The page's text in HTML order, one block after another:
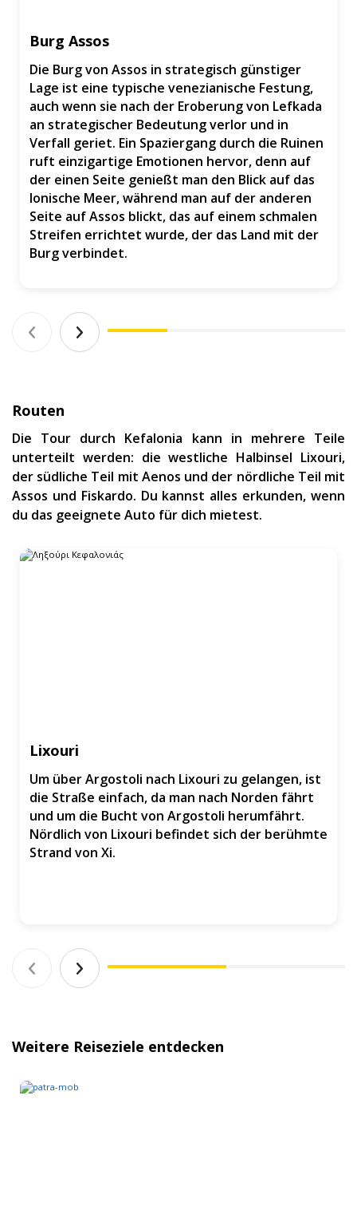
Burg Assos
Die Burg von Assos in strategisch günstiger
Lage ist eine typische venezianische Festung,
auch wenn sie nach der Eroberung von Lefkada
an strategischer Bedeutung verlor und in
Verfall geriet. Ein Spaziergang durch die Ruinen
ruft einzigartige Emotionen hervor, denn auf
der einen Seite genießt man den Blick auf das
Ionische Meer, während man auf der anderen
Seite auf Assos blickt, das auf einem schmalen
Streifen errichtet wurde, der das Land mit der
Burg verbindet.
Routen
Die Tour durch Kefalonia kann in mehrere Teile
unterteilt werden: die westliche Halbinsel Lixouri,
der südliche Teil mit Aenos und der nördliche Teil mit
Assos und Fiskardo. Du kannst alles erkunden, wenn
du das geeignete Auto für dich mietest.
Lixouri
Um über Argostoli nach Lixouri zu gelangen, ist
die Straße einfach, da man nach Norden fährt
und um die Bucht von Argostoli herumfährt.
Nördlich von Lixouri befindet sich der berühmte
Strand von Xi.
Weitere Reiseziele entdecken